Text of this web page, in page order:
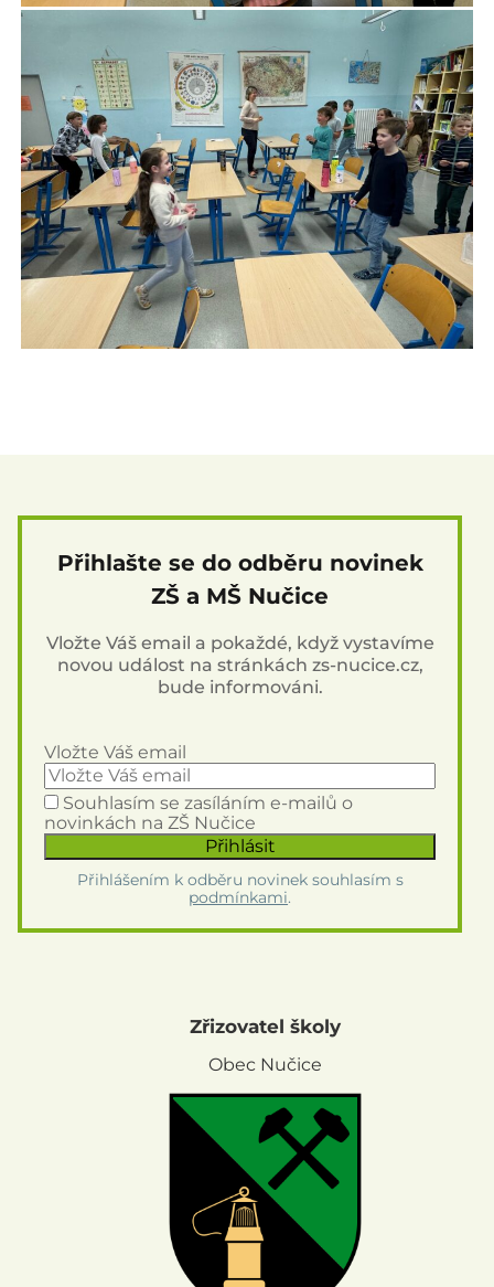
Přihlašte se do odběru novinek
ZŠ a MŠ Nučice
Vložte Váš email a pokaždé, když vystavíme
novou událost na stránkách zs-nucice.cz,
bude informováni.
Vložte Váš email
Souhlasím se zasíláním e-mailů o
novinkách na ZŠ Nučice
Přihlášením k odběru novinek souhlasím s
podmínkami.
Zřizovatel školy
Obec Nučice